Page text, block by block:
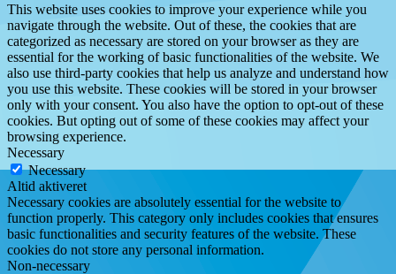
This website uses cookies to improve your experience while you
navigate through the website. Out of these, the cookies that are
categorized as necessary are stored on your browser as they are
essential for the working of basic functionalities of the website. We
also use third-party cookies that help us analyze and understand how
you use this website. These cookies will be stored in your browser
only with your consent. You also have the option to opt-out of these
cookies. But opting out of some of these cookies may affect your
browsing experience.
Necessary
Necessary
Altid aktiveret
Necessary cookies are absolutely essential for the website to
function properly. This category only includes cookies that ensures
basic functionalities and security features of the website. These
cookies do not store any personal information.
Non-necessary